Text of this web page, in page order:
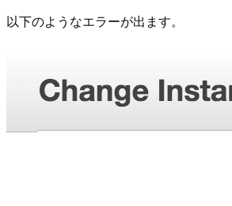
以下のようなエラーが出ます。